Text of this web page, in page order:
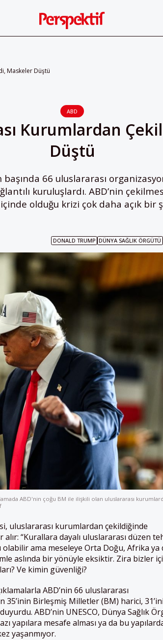
Maskeler Düştü
ABD
Kurumlardan
Düştü
başında 66 uluslararası
kuruluşlardı. ABD’nin
olduğu krizi çok daha açık bir
DONALD TRUMP DÜNYA SAĞLIK ÖRGÜTÜ
ABD'nin çoğu BM ile ilişkili olan uluslararası
uluslararası kurumlardan çekildiğinde
“Kurallara dayalı uluslararası düzen
ama meseleye Orta Doğu, Afrika ya
aslında bir yönüyle eksiktir. Zira bizler
Ve kimin güvenliği?
ABD’nin 66 uluslararası
Birleşmiş Milletler (BM) harici,
ABD’nin UNESCO, Dünya Sağlık
yapılara mesafe alması ya da bu
yaşanmıyor.